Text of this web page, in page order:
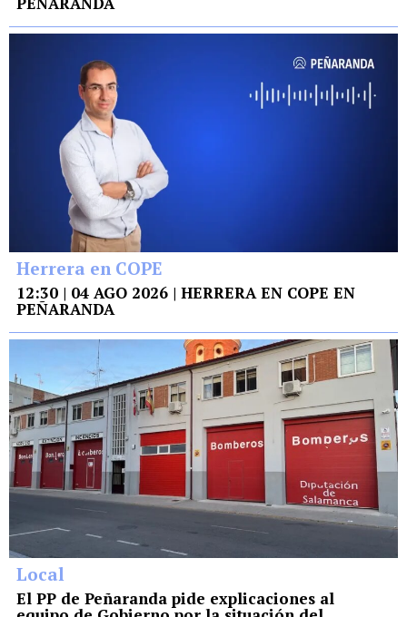
Herrera en COPE
12:30 | 04 AGO 2026 | HERRERA EN COPE EN
PEÑARANDA
Local
El PP de Peñaranda pide explicaciones al